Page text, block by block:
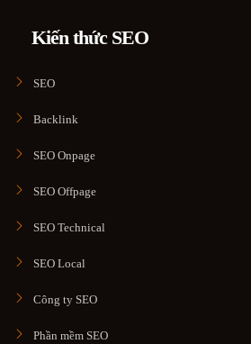
Kiến thức SEO
SEO
Backlink
SEO Onpage
SEO Offpage
SEO Technical
SEO Local
Công ty SEO
Phần mềm SEO